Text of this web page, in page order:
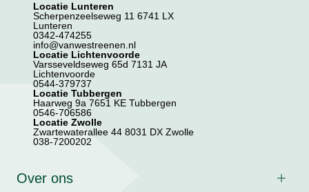
Locatie Lunteren
Scherpenzeelseweg 11 6741 LX
Lunteren
0342-474255
info@vanwestreenen.nl
Locatie Lichtenvoorde
Varsseveldseweg 65d 7131 JA
Lichtenvoorde
0544-379737
Locatie Tubbergen
Haarweg 9a 7651 KE Tubbergen
0546-706586
Locatie Zwolle
Zwartewaterallee 44 8031 DX Zwolle
038-7200202
Over ons